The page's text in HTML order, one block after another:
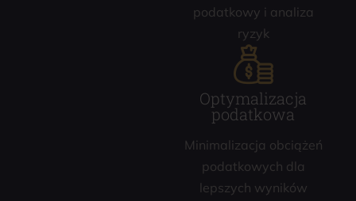
podatkowy i analiza
ryzyk
Optymalizacja
podatkowa
Minimalizacja obciążeń
podatkowych dla
lepszych wyników